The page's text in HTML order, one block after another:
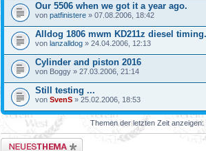
Our 5506 when we got it a year ago.
von patfinistere » 07.08.2006, 18:42
Alldog 1806 mwm KD211z diesel timing.
von lanzalldog » 24.04.2006, 12:13
Cylinder and piston 2016
von Boggy » 27.03.2006, 21:14
Still testing ...
von SvenS » 25.02.2006, 18:53
Themen der letzten Zeit anzeigen:
Neues Thema erstellen